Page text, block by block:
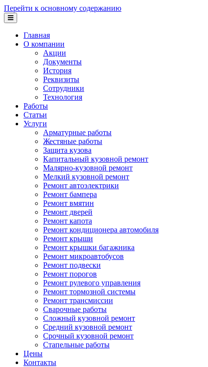
Перейти к основному содержанию
Главная
О компании
Акции
Документы
История
Реквизиты
Сотрудники
Технология
Работы
Статьи
Услуги
Арматурные работы
Жестяные работы
Защита кузова
Капитальный кузовной ремонт
Малярно-кузовной ремонт
Мелкий кузовной ремонт
Ремонт автоэлектрики
Ремонт бампера
Ремонт вмятин
Ремонт дверей
Ремонт капота
Ремонт кондиционера автомобиля
Ремонт крыши
Ремонт крышки багажника
Ремонт микроавтобусов
Ремонт подвески
Ремонт порогов
Ремонт рулевого управления
Ремонт тормозной системы
Ремонт трансмиссии
Сварочные работы
Сложный кузовной ремонт
Средний кузовной ремонт
Срочный кузовной ремонт
Стапельные работы
Цены
Контакты